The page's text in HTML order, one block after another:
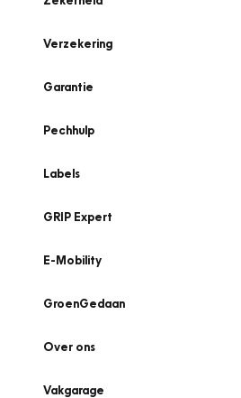
Verzekering
Garantie
Pechhulp
Labels
GRIP Expert
E-Mobility
GroenGedaan
Over ons
Vakgarage